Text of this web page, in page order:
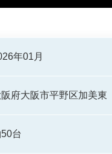
年01月
阪府大阪市平野区加美東
台